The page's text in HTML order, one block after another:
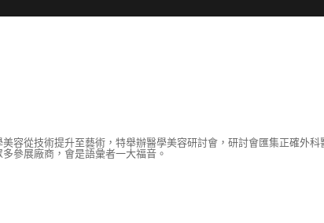
容從技術提升至藝術，特舉辦醫學美容研討會，研討會匯集正確外
參展廠商，會是語彙者一大福音。